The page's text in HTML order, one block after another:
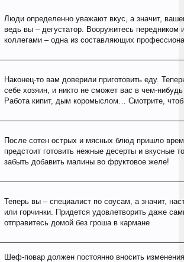
Люди определенно уважают вкус, а значит,
ведь вы – дегустатор. Вооружитесь передником
коллегами – одна из составляющих
Наконец-то вам доверили приготовить еду.
себе хозяин, и никто не сможет вас в чем-
Работа кипит, дым коромыслом… Смотрите,
После сотен острых и мясных блюд пришло
предстоит готовить нежные десерты и вкусные
забыть добавить малины во фруктовое желе!
Теперь вы – специалист по соусам, а значит,
или горчинки. Придется удовлетворить даже
отправитесь домой без гроша в кармане
Шеф-повар должен постоянно вносить